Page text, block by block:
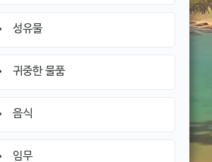
성유물
귀중한 물품
음식
임무